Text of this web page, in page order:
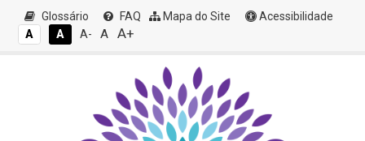
Glossário FAQ Mapa do Site
Acessibilidade
A
A A- A A+